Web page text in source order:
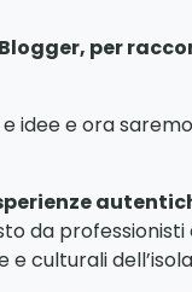
per
idee e ora
da
culturali dell’isola